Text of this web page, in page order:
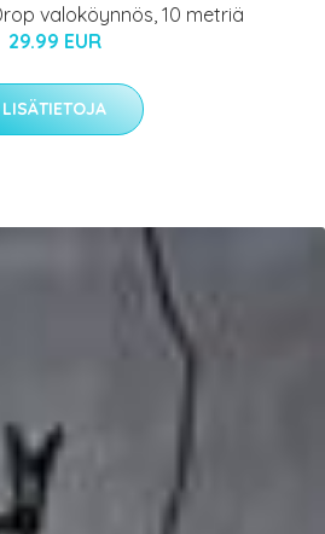
valoköynnös, 10 metriä
29.99 EUR
LISÄTIETOJA